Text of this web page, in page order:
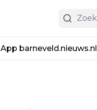
App barneveld.nieuws.nl